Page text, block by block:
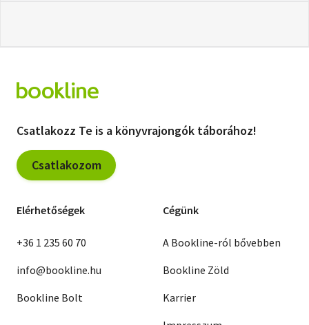
Csatlakozz Te is a könyvrajongók táborához!
Csatlakozom
Elérhetőségek
+36 1 235 60 70
info@bookline.hu
Bookline Bolt
Cégünk
A Bookline-ról bővebben
Bookline Zöld
Karrier